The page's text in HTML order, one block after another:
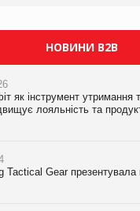
НОВИНИ B2B
як інструмент утримання
лояльність та
Tactical Gear презентувала